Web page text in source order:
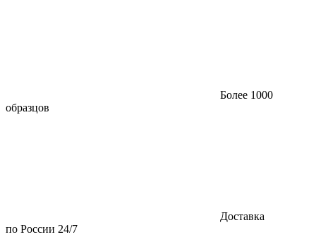
Более 1000
образцов
Доставка
по России 24/7